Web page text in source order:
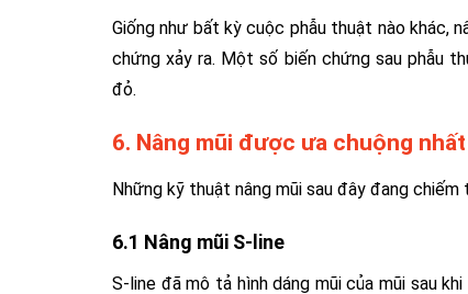
Giống như bất kỳ cuộc phẫu thuật nào khác,
chứng xảy ra. Một số biến chứng sau phẫu
đỏ.
6. Nâng mũi được ưa chuộng nhất
Những kỹ thuật nâng mũi sau đây đang
6.1 Nâng mũi S-line
S-line đã mô tả hình dáng mũi của mũi sau